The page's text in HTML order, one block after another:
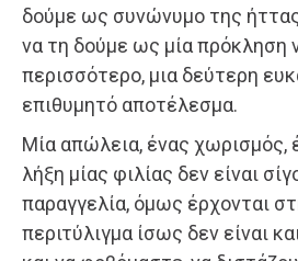
δούμε ως συνώνυμο της
να τη δούμε ως μία πρόκληση
περισσότερο, μια δεύτερη
επιθυμητό αποτέλεσμα.
Μία απώλεια, ένας χωρισμός,
λήξη μίας φιλίας δεν είναι
παραγγελία, όμως έρχονται
περιτύλιγμα ίσως δεν είναι